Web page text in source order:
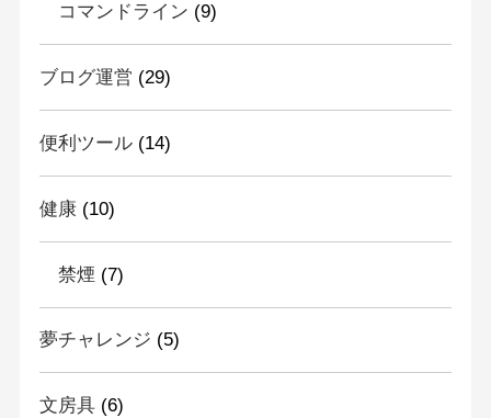
コマンドライン (9)
ブログ運営 (29)
便利ツール(14)
健康(10)
禁煙 (7)
夢チャレンジ (5)
文房具(6)